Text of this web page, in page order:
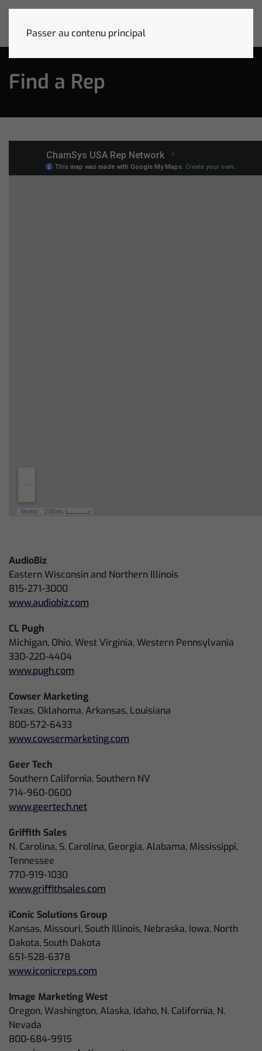
Passer au contenu principal
Find a Rep
AudioBiz
Eastern Wisconsin and Northern Illinois
815-271-3000
www.audiobiz.com
CL Pugh
Michigan, Ohio, West Virginia, Western Pennsylvania
330-220-4404
www.pugh.com
Cowser Marketing
Texas, Oklahoma, Arkansas, Louisiana
800-572-6433
www.cowsermarketing.com
Geer Tech
Southern California, Southern NV
714-960-0600
www.geertech.net
Griffith Sales
N. Carolina, S. Carolina, Georgia, Alabama, Mississippi,
Tennessee
770-919-1030
www.griffithsales.com
iConic Solutions Group
Kansas, Missouri, South Illinois, Nebraska, Iowa, North
Dakota, South Dakota
651-528-6378
www.iconicreps.com
Image Marketing West
Oregon, Washington, Alaska, Idaho, N. California, N.
Nevada
800-684-9915